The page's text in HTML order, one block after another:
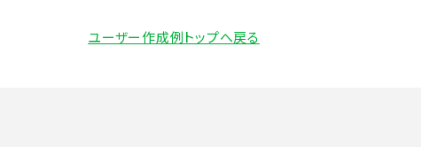
ユーザー作成例トップへ戻る